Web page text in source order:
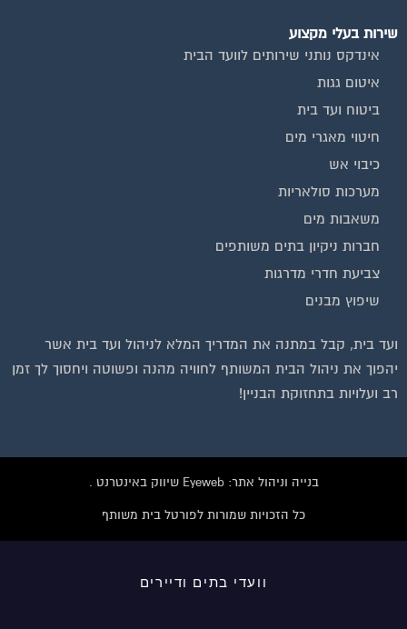
שירות בעלי מקצוע
אינדקס נותני שירותים לוועד הבית
איטום גגות
ביטוח ועד בית
חיטוי מאגרי מים
כיבוי אש
מערכות סולאריות
משאבות מים
חברות ניקיון בתים משותפים
צביעת חדרי מדרגות
שיפוץ מבנים
ועד בית, קבל במתנה את המדריך המלא לניהול ועד בית אשר
יהפוך את ניהול הבית המשותף לחוויה מהנה ופשוטה ויחסוך לך זמן
רב ועלויות בתחזוקת הבניין!
בנייה וניהול אתר: Eyeweb שיווק באינטרנט .
כל הזכויות שמורות לפורטל בית משותף
וועדי בתים ודיירים